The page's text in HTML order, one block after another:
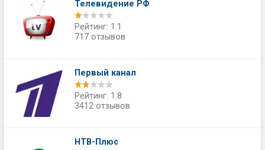
Телевидение РФ
Рейтинг: 1.1
717 отзывов
Первый канал
Рейтинг: 1.8
3412 отзывов
НТВ-Плюс